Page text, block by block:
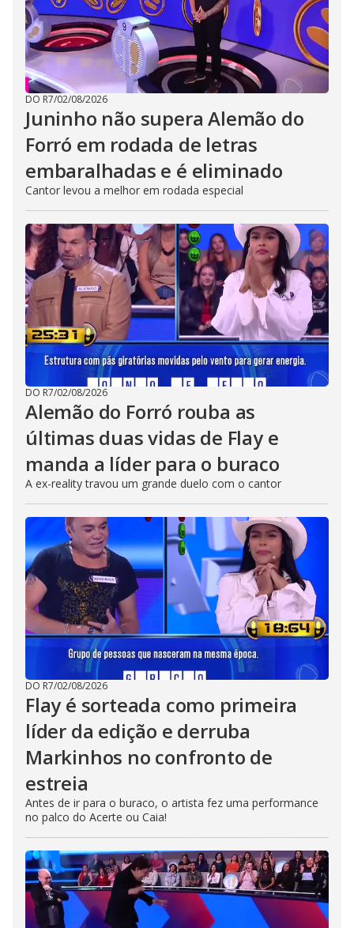
DO R7/02/08/2026
Juninho não supera Alemão do
Forró em rodada de letras
embaralhadas e é eliminado
Cantor levou a melhor em rodada especial
DO R7/02/08/2026
Alemão do Forró rouba as
últimas duas vidas de Flay e
manda a líder para o buraco
A ex-reality travou um grande duelo com o cantor
DO R7/02/08/2026
Flay é sorteada como primeira
líder da edição e derruba
Markinhos no confronto de
estreia
Antes de ir para o buraco, o artista fez uma performance
no palco do Acerte ou Caia!